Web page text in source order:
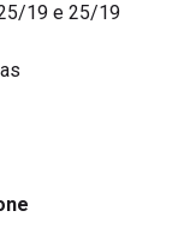
19 e 25/19